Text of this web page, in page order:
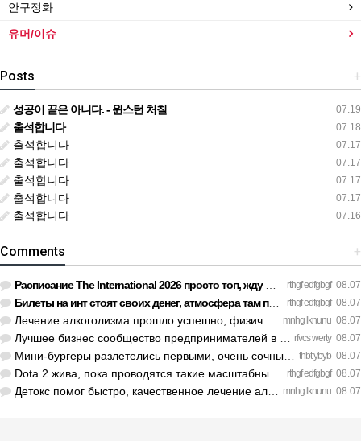
안구정화
유머/이슈
+
Posts
07.19
성공이 끝은 아니다. - 윈스턴 처칠
07.18
출석합니다
07.17
출석합니다
07.17
출석합니다
07.17
출석합니다
07.17
출석합니다
07.16
출석합니다
+
Comments
rthgf edfgbgf 08.07
Расписание The International 2026 просто топ, жду финал! htt…
rthgf edfgbgf 08.07
Билеты на инт стоят своих денег, атмосфера там просто непере…
mnhg lknunu 08.07
Лечение алкоголизма прошло успешно, физической тяги больше н…
rfvcs werty 08.07
Лучшее бизнес сообщество предпринимателей в Санкт-Петербурге…
thbt ybyb 08.07
Мини-бургеры разлетелись первыми, очень сочные. https://inte…
rthgf edfgbgf 08.07
Dota 2 жива, пока проводятся такие масштабные турниры. https…
mnhg lknunu 08.07
Детокс помог быстро, качественное лечение алкоголизма Санкт-…